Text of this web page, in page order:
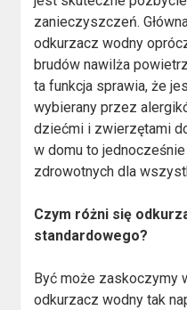
zanieczyszczeń.
odkurzacz wodny
brudów nawilża
ta funkcja sprawia, że
wybierany przez
dziećmi i zwierzętami
w domu to
zdrowotnych dla
Czym różni się
standardowego?
Być może zaskoczymy
odkurzacz wodny tak